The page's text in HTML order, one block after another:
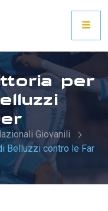
per
Giovanili
Belluzzi contro le Far